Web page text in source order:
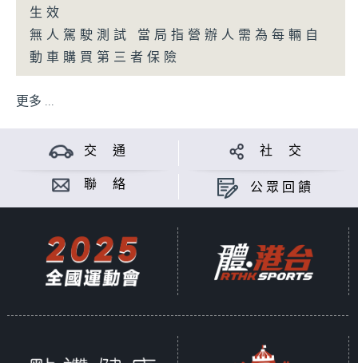
生效
無人駕駛測試 當局指營辦人需為每輛自
動車購買第三者保險
更多 ...
交 通 社 交
聯 絡 公眾回饋